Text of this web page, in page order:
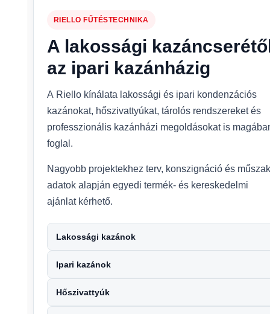
RIELLO FŰTÉSTECHNIKA
A lakossági
az ipari kazánházig
A Riello kínálata lakossági és ipari kondenzációs
kazánokat, hőszivattyúkat, tárolós rendszereket és
professzionális kazánházi megoldásokat is
foglal.
Nagyobb projektekhez terv, konszignáció és
adatok alapján egyedi termék- és kereskedelmi
ajánlat kérhető.
Lakossági kazánok
Ipari kazánok
Hőszivattyúk